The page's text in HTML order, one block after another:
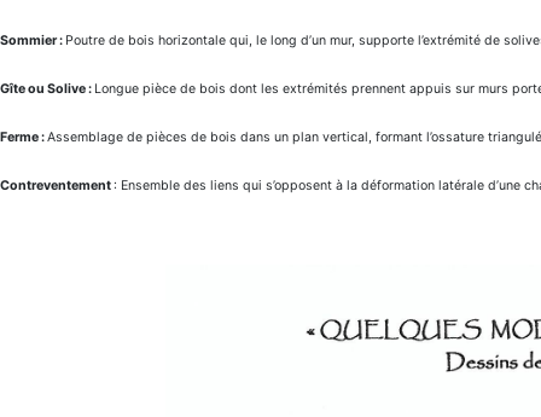
Sommier : Poutre de bois horizontale qui, le long d’un mur, supporte l’extrémité de
Gîte ou Solive : Longue pièce de bois dont les extrémités prennent appuis sur murs
Ferme :Assemblage de pièces de bois dans un plan vertical, formant l’ossature
Contreventement: Ensemble des liens qui s’opposent à la déformation latérale d’une